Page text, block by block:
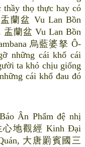
thầy thọ thực hay có
盂蘭盆 Vu Lan Bồn
盂蘭盆 Vu Lan Bồn
烏藍婆拏 Ô-
những cái khổ cái
ta khó chịu giống
cái khổ đau đó
Ân Phẩm đệ nhị
心地觀經 Kinh Đại
大唐罽賓國三